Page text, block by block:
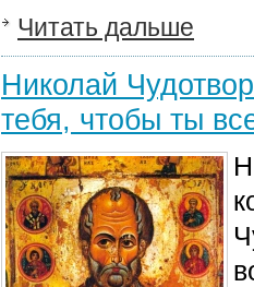
Читать дальше
Николай
тебя, чтобы ты